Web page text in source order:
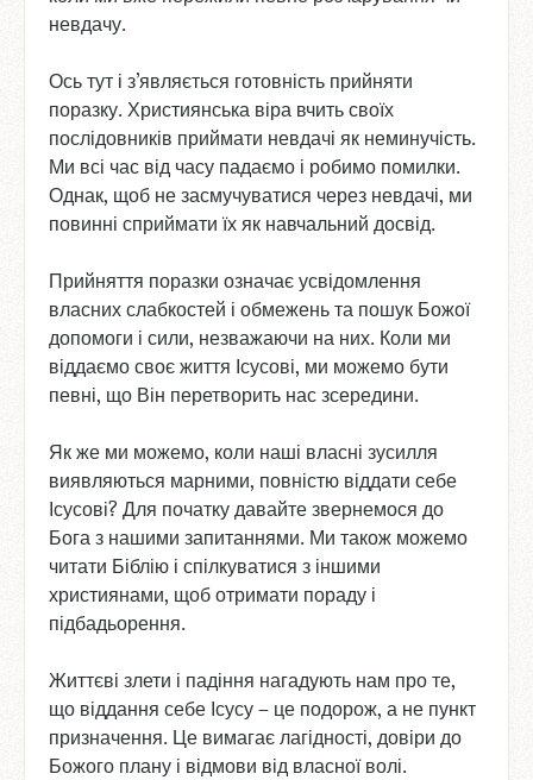
невдачу.
Ось тут і з’являється готовність прийняти
поразку. Християнська віра вчить своїх
послідовників приймати невдачі як неминучість.
Ми всі час від часу падаємо і робимо помилки.
Однак, щоб не засмучуватися через невдачі, ми
повинні сприймати їх як навчальний досвід.
Прийняття поразки означає усвідомлення
власних слабкостей і обмежень та пошук Божої
допомоги і сили, незважаючи на них. Коли ми
віддаємо своє життя Ісусові, ми можемо бути
певні, що Він перетворить нас зсередини.
Як же ми можемо, коли наші власні зусилля
виявляються марними, повністю віддати себе
Ісусові? Для початку давайте звернемося до
Бога з нашими запитаннями. Ми також можемо
читати Біблію і спілкуватися з іншими
християнами, щоб отримати пораду і
підбадьорення.
Життєві злети і падіння нагадують нам про те,
що віддання себе Ісусу – це подорож, а не пункт
призначення. Це вимагає лагідності, довіри до
Божого плану і відмови від власної волі.